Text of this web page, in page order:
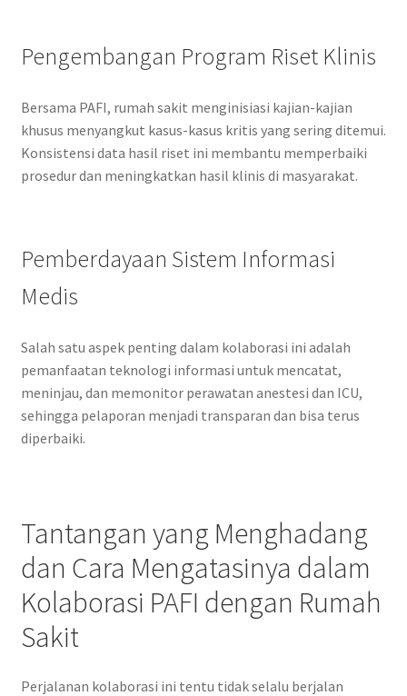
Pengembangan Program Riset Klinis
Bersama PAFI, rumah sakit menginisiasi kajian-kajian
khusus menyangkut kasus-kasus kritis yang sering ditemui.
Konsistensi data hasil riset ini membantu memperbaiki
prosedur dan meningkatkan hasil klinis di masyarakat.
Pemberdayaan Sistem Informasi
Medis
Salah satu aspek penting dalam kolaborasi ini adalah
pemanfaatan teknologi informasi untuk mencatat,
meninjau, dan memonitor perawatan anestesi dan ICU,
sehingga pelaporan menjadi transparan dan bisa terus
diperbaiki.
Tantangan yang Menghadang
dan Cara Mengatasinya dalam
Kolaborasi PAFI dengan Rumah
Sakit
Perjalanan kolaborasi ini tentu tidak selalu berjalan